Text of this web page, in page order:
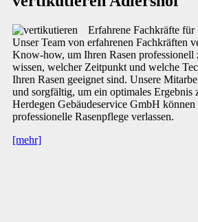
Erfahrene Fachkräfte für
Unser Team von erfahrenen Fachkräften
Know-how, um Ihren Rasen
wissen, welcher Zeitpunkt und welche
Ihren Rasen geeignet sind. Unsere
und sorgfältig, um ein optimales Ergebnis
Herdegen Gebäudeservice GmbH
professionelle Rasenpflege verlassen.
[mehr]